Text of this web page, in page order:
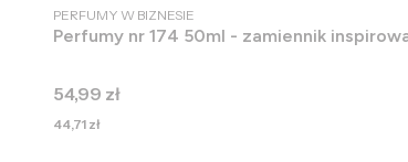
PRODUCENT
PERFUMY W BIZNESIE
Perfumy nr 174 50ml - zamiennik
Cena
54,99 zł
Cena
44,71 zł